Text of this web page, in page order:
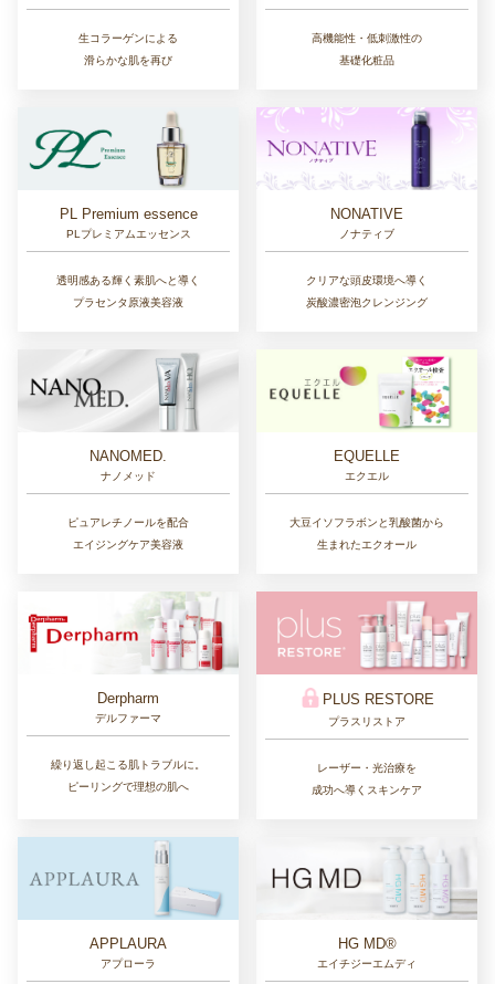
生コラーゲンによる
滑らかな肌を再び
高機能性・低刺激性の
基礎化粧品
PL Premium essence
PLプレミアムエッセンス
透明感ある輝く素肌へと導く
プラセンタ原液美容液
NONATIVE
ノナティブ
クリアな頭皮環境へ導く
炭酸濃密泡クレンジング
NANOMED.
ナノメッド
ピュアレチノールを配合
エイジングケア美容液
EQUELLE
エクエル
大豆イソフラボンと乳酸菌から
生まれたエクオール
Derpharm
デルファーマ
繰り返し起こる肌トラブルに。
ピーリングで理想の肌へ
PLUS RESTORE
プラスリストア
レーザー・光治療を
成功へ導くスキンケア
APPLAURA
アプローラ
HG MD®
エイチジーエムディ